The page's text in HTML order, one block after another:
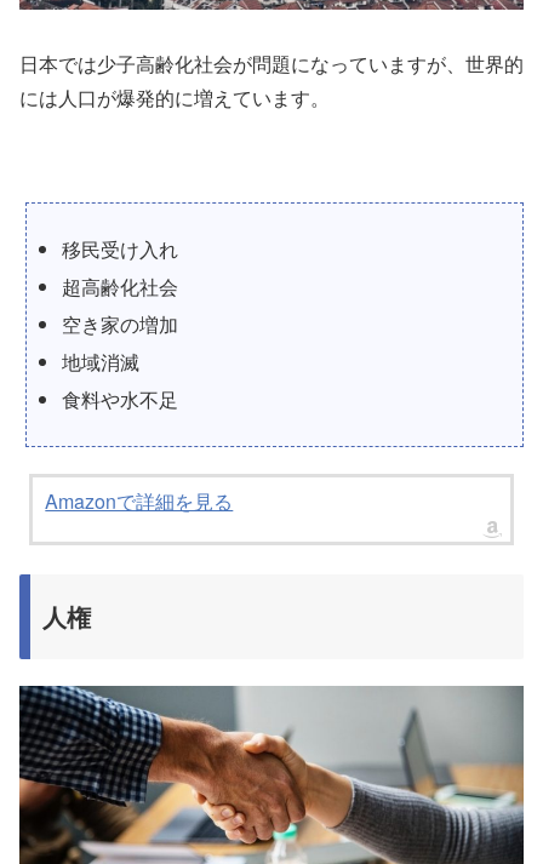
日本では少子高齢化社会が問題になっていますが、世界的
には人口が爆発的に増えています。
移民受け入れ
超高齢化社会
空き家の増加
地域消滅
食料や水不足
Amazonで詳細を見る
人権